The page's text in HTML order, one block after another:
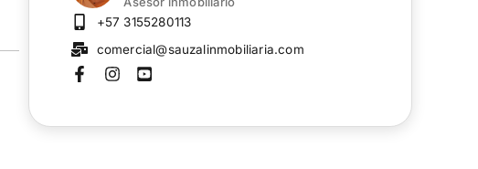
+57 3155280113
comercial@sauzalinmobiliaria.com